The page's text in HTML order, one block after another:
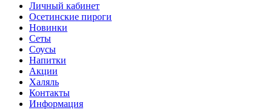
Личный кабинет
Осетинские пироги
Новинки
Сеты
Соусы
Напитки
Акции
Халяль
Контакты
Информация